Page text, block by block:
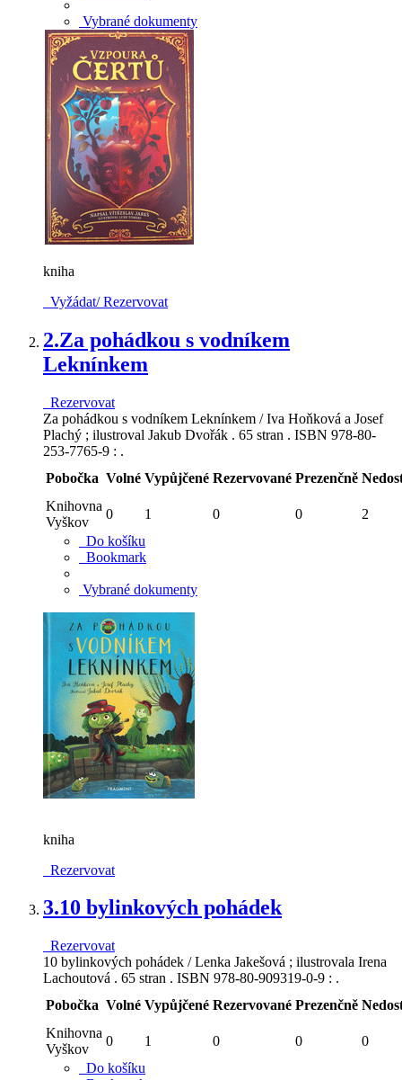
Vybrané dokumenty
kniha
Vyžádat/ Rezervovat
2.Za pohádkou s vodníkem
Leknínkem
Rezervovat
Za pohádkou s vodníkem Leknínkem / Iva Hoňková a Josef
Plachý ; ilustroval Jakub Dvořák . 65 stran . ISBN 978-80-
253-7765-9 : .
Pobočka Volné Vypůjčené Rezervované Prezenčně
Knihovna
Vyškov
0 1 0 0
2
Do košíku
Bookmark
Vybrané dokumenty
kniha
Rezervovat
3.10 bylinkových pohádek
Rezervovat
10 bylinkových pohádek / Lenka Jakešová ; ilustrovala Irena
Lachoutová . 65 stran . ISBN 978-80-909319-0-9 : .
Pobočka Volné Vypůjčené Rezervované Prezenčně
Knihovna
Vyškov
0 1 0 0
0
Do košíku